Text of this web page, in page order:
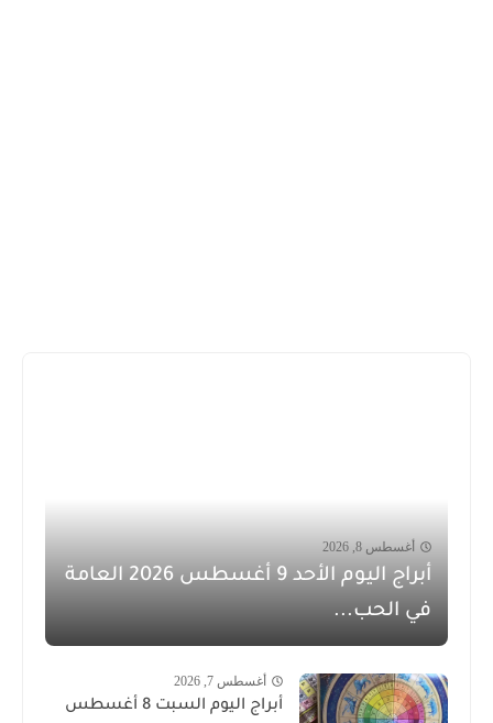
أغسطس 8, 2026
أبراج اليوم الأحد 9 أغسطس 2026 العامة
في الحب...
أغسطس 7, 2026
أبراج اليوم السبت 8 أغسطس